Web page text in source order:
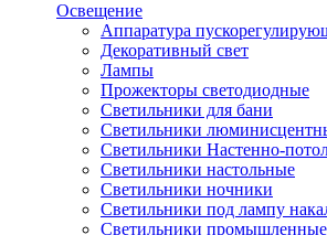
Освещение
Аппаратура
Декоративный свет
Лампы
Прожекторы светодиодные
Светильники для бани
Светильники
Светильники Настенно-
Светильники настольные
Светильники ночники
Светильники под лампу
Светильники промышленные